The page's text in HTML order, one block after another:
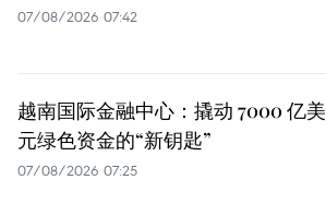
07/08/2026 07:42
越南国际金融中心：撬动 7000 亿美
元绿色资金的“新钥匙”
07/08/2026 07:25